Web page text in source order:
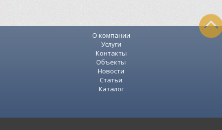
О компании
Услуги
Контакты
Объекты
Новости
Статьи
Каталог